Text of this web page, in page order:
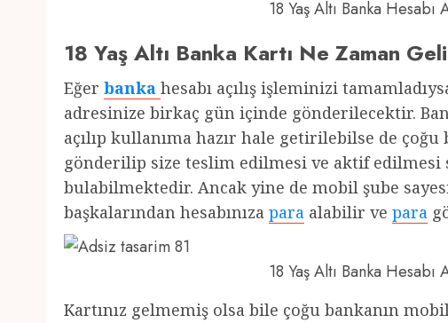
18 Yaş Altı Banka
18 Yaş Altı Banka Kartı Ne Zaman
Eğer banka hesabı açılış işleminizi
adresinize birkaç gün içinde gönderilecektir.
açılıp kullanıma hazır hale getirilebilse de
gönderilip size teslim edilmesi ve aktif
bulabilmektedir. Ancak yine de mobil şube
başkalarından hesabınıza para alabilir ve para
18 Yaş Altı Banka
Kartınız gelmemiş olsa bile çoğu bankanın